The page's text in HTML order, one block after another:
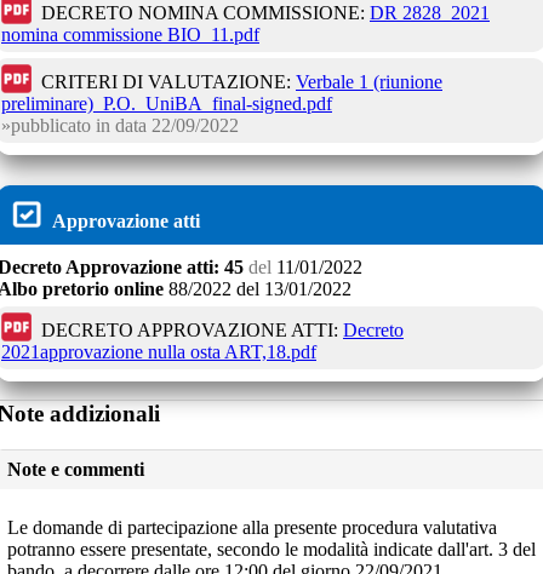
DECRETO NOMINA COMMISSIONE: DR 2828_2021
nomina commissione BIO_11.pdf
CRITERI DI VALUTAZIONE: Verbale 1 (riunione
preliminare)_P.O._UniBA_final-signed.pdf
pubblicato in data 22/09/2022
Approvazione atti
Approvazione atti: 45 del 11/01/2022
pretorio online 88/2022 del 13/01/2022
DECRETO APPROVAZIONE ATTI: Decreto
2021approvazione nulla osta ART,18.pdf
addizionali
Note e commenti
Le domande di partecipazione alla presente procedura valutativa
potranno essere presentate, secondo le modalità indicate dall'art. 3 del